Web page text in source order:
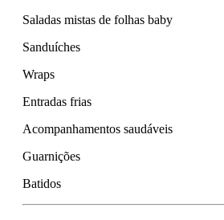
Saladas mistas de folhas baby
Sanduíches
Wraps
Entradas frias
Acompanhamentos saudáveis
Guarnições
Batidos